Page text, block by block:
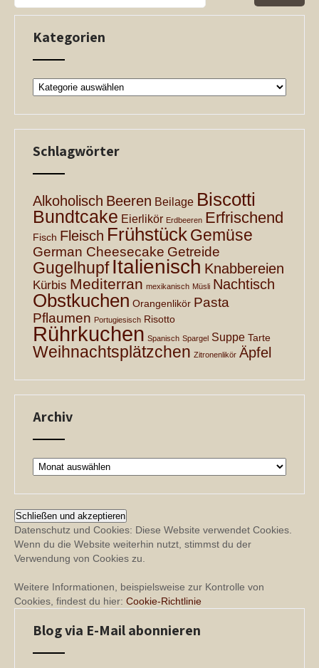
Kategorien
Kategorien
Schlagwörter
Alkoholisch Beeren Beilage Biscotti
Bundtcake Eierlikör Erdbeeren Erfrischend
Fisch Fleisch Frühstück Gemüse
German Cheesecake Getreide
Gugelhupf Italienisch Knabbereien
Kürbis Mediterran mexikanisch Müsli Nachtisch
Obstkuchen Orangenlikör Pasta
Pflaumen Portugiesisch Risotto
Rührkuchen Spanisch Spargel Suppe Tarte
Weihnachtsplätzchen Zitronenlikör Äpfel
Archiv
Archiv
Datenschutz und Cookies: Diese Website verwendet Cookies.
Wenn du die Website weiterhin nutzt, stimmst du der
Verwendung von Cookies zu.
Weitere Informationen, beispielsweise zur Kontrolle von
Cookies, findest du hier: Cookie-Richtlinie
Blog via E-Mail abonnieren